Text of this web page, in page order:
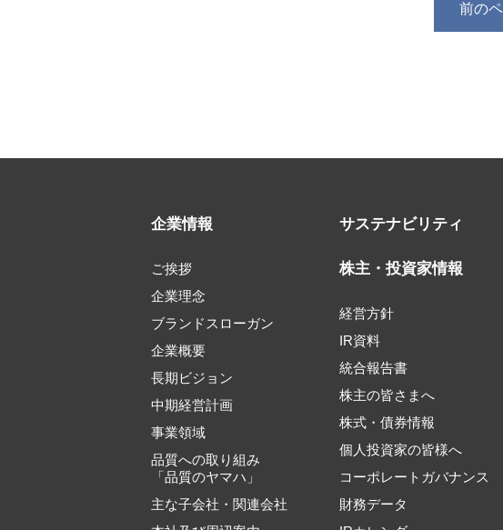
前の
企業情報
ご挨拶
企業理念
ブランドスローガン
企業概要
長期ビジョン
中期経営計画
事業領域
品質への取り組み
「品質のヤマハ」
主な子会社・関連会社
サステナビリティ
株主・投資家情報
経営方針
IR資料
統合報告書
株主の皆さまへ
株式・債券情報
個人投資家の皆様へ
コーポレートガバナンス
財務データ